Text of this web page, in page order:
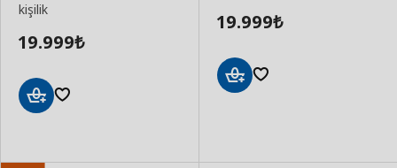
kişilik
19.999₺
19.999₺